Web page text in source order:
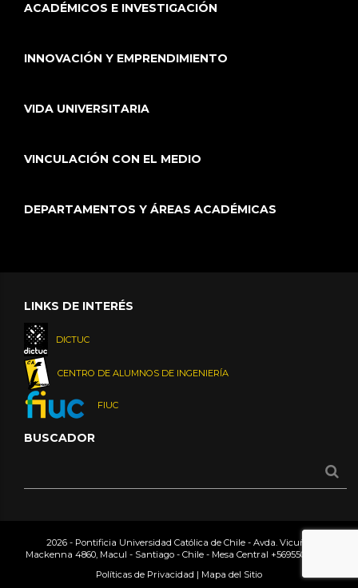
ACADÉMICOS E INVESTIGACIÓN
INNOVACIÓN Y EMPRENDIMIENTO
VIDA UNIVERSITARIA
VINCULACIÓN CON EL MEDIO
DEPARTAMENTOS Y ÁREAS ACADÉMICAS
LINKS DE INTERÉS
DICTUC
CENTRO DE ALUMNOS DE INGENIERÍA
FIUC
BUSCADOR
2026 - Pontificia Universidad Católica de Chile - Avda. Vicuña
Mackenna 4860, Macul - Santiago - Chile - Mesa Central +56955042000
Políticas de Privacidad | Mapa del Sitio